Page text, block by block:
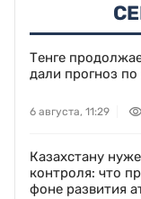
Тенге
дали прогноз
6 августа, 11:29
Казахстану
контроля: что
фоне развития